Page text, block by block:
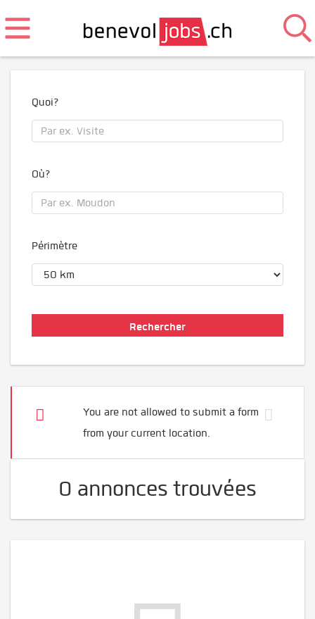
Quoi?
Où?
Périmètre
You are not allowed to submit a form
from your current location.
0 annonces trouvées